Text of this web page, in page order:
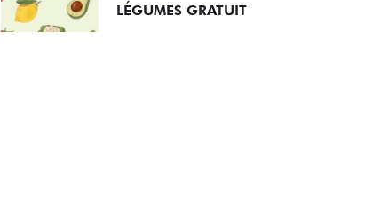
LÉGUMES GRATUIT